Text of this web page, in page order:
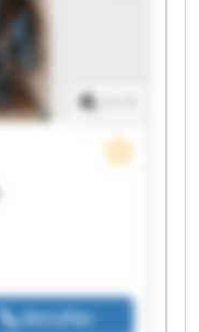
Anrufen